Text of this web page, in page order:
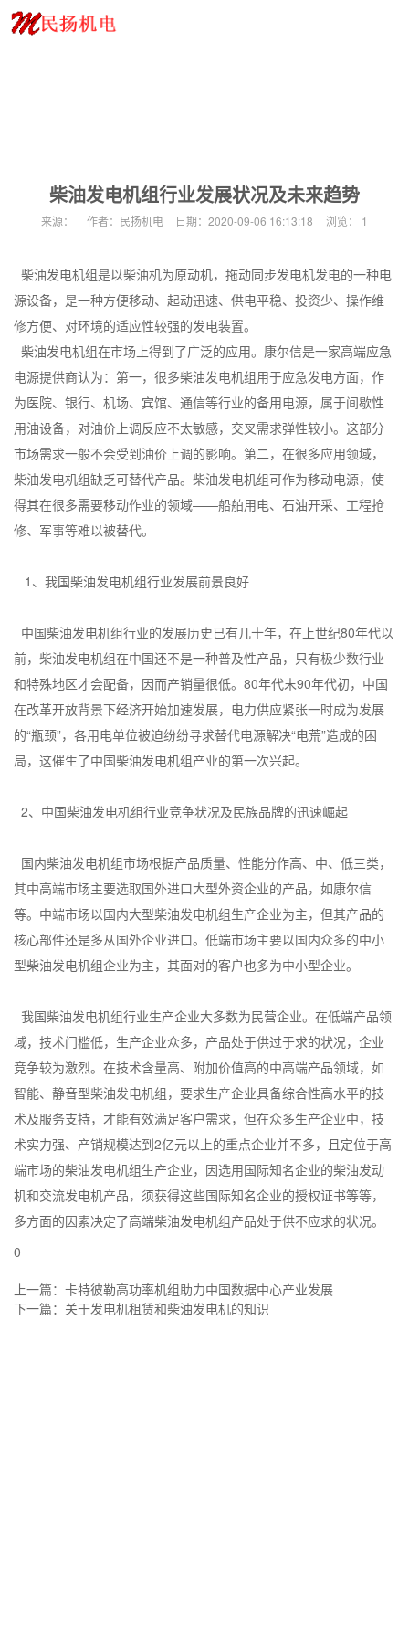
柴油发电机组行业发展状况及未来趋势
来源： 作者： 民扬机电 日期： 2020-09-06 16:13:18 浏览： 1
柴油发电机组是以柴油机为原动机，拖动同步发电机发电的一种电
源设备，是一种方便移动、起动迅速、供电平稳、投资少、操作维
修方便、对环境的适应性较强的发电装置。
柴油发电机组在市场上得到了广泛的应用。康尔信是一家高端应急
电源提供商认为：第一，很多柴油发电机组用于应急发电方面，作
为医院、银行、机场、宾馆、通信等行业的备用电源，属于间歇性
用油设备，对油价上调反应不太敏感，交叉需求弹性较小。这部分
市场需求一般不会受到油价上调的影响。第二，在很多应用领域，
柴油发电机组缺乏可替代产品。柴油发电机组可作为移动电源，使
得其在很多需要移动作业的领域——船舶用电、石油开采、工程抢
修、军事等难以被替代。
1、我国柴油发电机组行业发展前景良好
中国柴油发电机组行业的发展历史已有几十年，在上世纪80年代以
前，柴油发电机组在中国还不是一种普及性产品，只有极少数行业
和特殊地区才会配备，因而产销量很低。80年代末90年代初，中国
在改革开放背景下经济开始加速发展，电力供应紧张一时成为发展
的“瓶颈”，各用电单位被迫纷纷寻求替代电源解决“电荒”造成的困
局，这催生了中国柴油发电机组产业的第一次兴起。
2、中国柴油发电机组行业竞争状况及民族品牌的迅速崛起
国内柴油发电机组市场根据产品质量、性能分作高、中、低三类，
其中高端市场主要选取国外进口大型外资企业的产品，如康尔信
等。中端市场以国内大型柴油发电机组生产企业为主，但其产品的
核心部件还是多从国外企业进口。低端市场主要以国内众多的中小
型柴油发电机组企业为主，其面对的客户也多为中小型企业。
我国柴油发电机组行业生产企业大多数为民营企业。在低端产品领
域，技术门槛低，生产企业众多，产品处于供过于求的状况，企业
竞争较为激烈。在技术含量高、附加价值高的中高端产品领域，如
智能、静音型柴油发电机组，要求生产企业具备综合性高水平的技
术及服务支持，才能有效满足客户需求，但在众多生产企业中，技
术实力强、产销规模达到2亿元以上的重点企业并不多，且定位于高
端市场的柴油发电机组生产企业，因选用国际知名企业的柴油发动
机和交流发电机产品，须获得这些国际知名企业的授权证书等等，
多方面的因素决定了高端柴油发电机组产品处于供不应求的状况。
0
上一篇： 卡特彼勒高功率机组助力中国数据中心产业发展
下一篇： 关于发电机租赁和柴油发电机的知识